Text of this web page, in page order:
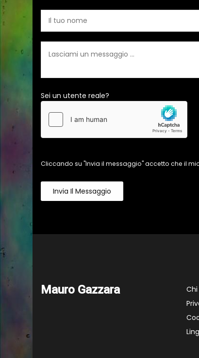
Sei un utente reale?
Cliccando su "Invia il messaggio" accetto che il
Invia Il Messaggio
Mauro Gazzara